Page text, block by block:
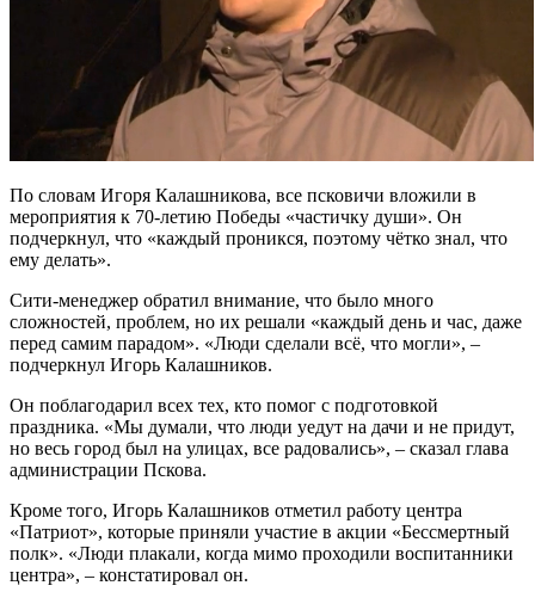
По словам Игоря Калашникова, все псковичи вложили в
мероприятия к 70-летию Победы «частичку души». Он
подчеркнул, что «каждый проникся, поэтому чётко знал, что
ему делать».
Сити-менеджер обратил внимание, что было много
сложностей, проблем, но их решали «каждый день и час, даже
перед самим парадом». «Люди сделали всё, что могли», –
подчеркнул Игорь Калашников.
Он поблагодарил всех тех, кто помог с подготовкой
праздника. «Мы думали, что люди уедут на дачи и не придут,
но весь город был на улицах, все радовались», – сказал глава
администрации Пскова.
Кроме того, Игорь Калашников отметил работу центра
«Патриот», которые приняли участие в акции «Бессмертный
полк». «Люди плакали, когда мимо проходили воспитанники
центра», – констатировал он.